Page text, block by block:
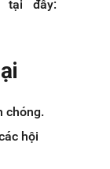
tại đây:
chóng.
hội